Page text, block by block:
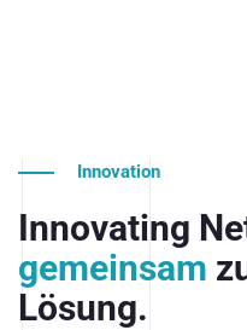
Innovation
Innovating
gemeinsam
Lösung.